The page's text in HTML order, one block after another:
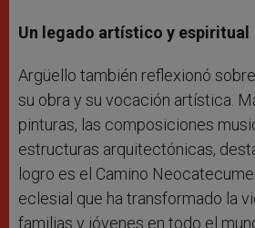
Un legado artístico y espiritual
Argüello también reflexionó
su obra y su vocación artística.
pinturas, las composiciones
estructuras arquitectónicas,
logro es el Camino
eclesial que ha transformado la
familias y jóvenes en todo el